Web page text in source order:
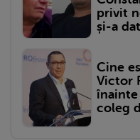
privit
și-a
Cine
Victor
înainte
coleg